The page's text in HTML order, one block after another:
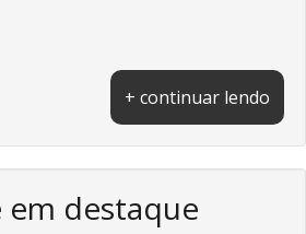
+ continuar lendo
em destaque